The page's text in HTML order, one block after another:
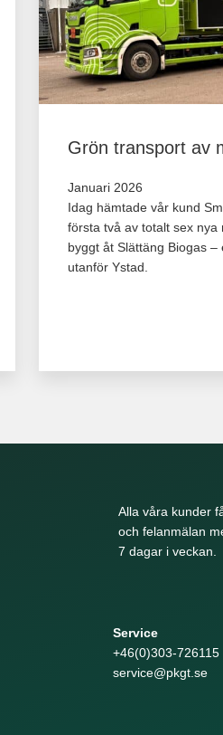
Grön transport av
Januari 2026
Idag hämtade vår kund
första två av totalt sex nya
byggt åt Slättäng Biogas
utanför Ystad.
Alla våra kunder
och felanmälan
7 dagar i veckan.
Service
+46(0)303-726115
service@pkgt.se